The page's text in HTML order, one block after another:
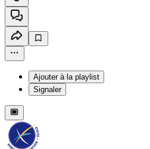
Ajouter à la playlist
Signaler